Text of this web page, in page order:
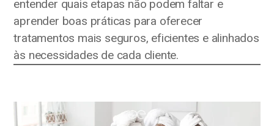
entender quais etapas não podem faltar e
aprender boas práticas para oferecer
tratamentos mais seguros, eficientes e alinhados
às necessidades de cada cliente.